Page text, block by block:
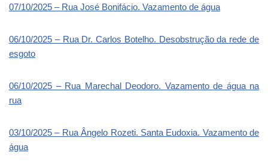
07/10/2025 – Rua José Bonifácio. Vazamento de água
06/10/2025 – Rua Dr. Carlos Botelho. Desobstrução da rede de
esgoto
06/10/2025 – Rua Marechal Deodoro. Vazamento de água na
rua
03/10/2025 – Rua Ângelo Rozeti. Santa Eudoxia. Vazamento de
água